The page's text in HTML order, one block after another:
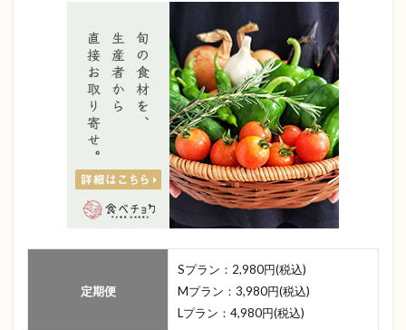
定期便
Sプラン：2,980円(税込)
Mプラン：3,980円(税込)
Lプラン：4,980円(税込)